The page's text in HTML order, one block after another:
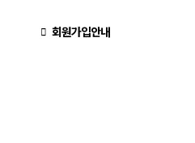
회원가입안내